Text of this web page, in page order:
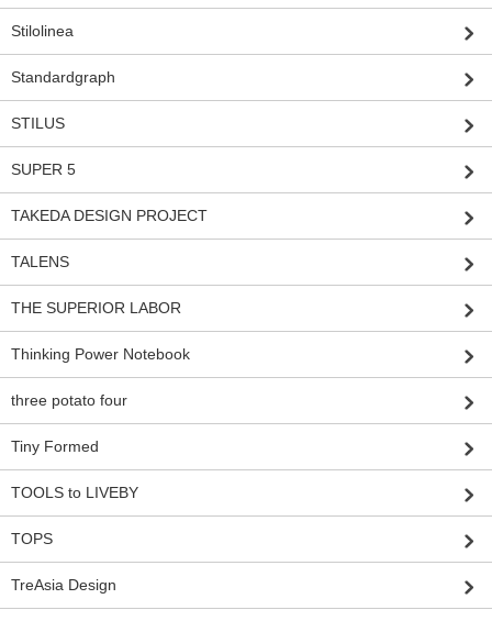
Stilolinea
Standardgraph
STILUS
SUPER 5
TAKEDA DESIGN PROJECT
TALENS
THE SUPERIOR LABOR
Thinking Power Notebook
three potato four
Tiny Formed
TOOLS to LIVEBY
TOPS
TreAsia Design